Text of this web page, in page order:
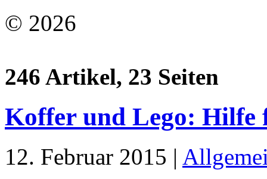
© 2026
246 Artikel, 23 Seiten
Koffer und Lego: Hilfe
12. Februar 2015 |